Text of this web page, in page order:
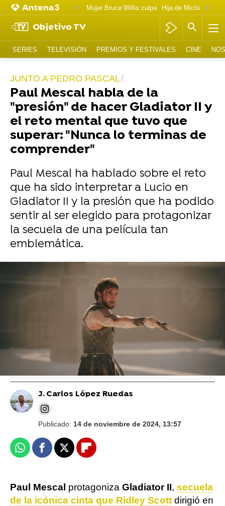
Mujer Bruce Willis culpa
Objetivo TV
SERIES TELEVISIÓN PREMIOS Y FESTIVALES CINE
JUNTO A PEDRO PASCAL
Paul Mescal habla de la
"presión" de hacer Gladiator II y
el reto mental que tuvo que
superar: "Nunca lo terminas de
comprender"
Paul Mescal ha hablado sobre el reto
que ha sido interpretar a Lucio en
Gladiator II y la presión que ha podido
sentir al ser elegido para protagonizar
la secuela de una película tan
emblemática.
La respuesta de Ridley Scott sobre una
posible Gladiator III que ha tenido que
J. Carlos López Ruedas
Publicado: 14 de noviembre de 2024, 13:57
WhatsappFacebook
X Flipboard
Paul Mescal protagoniza Gladiator II, secuela
de la icónica cinta que Ridley Scott dirigió en